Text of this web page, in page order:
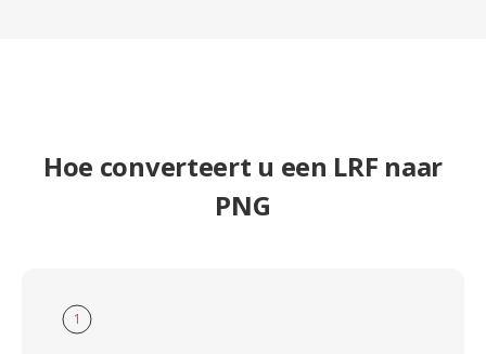
Hoe converteert u een LRF naar
PNG
1